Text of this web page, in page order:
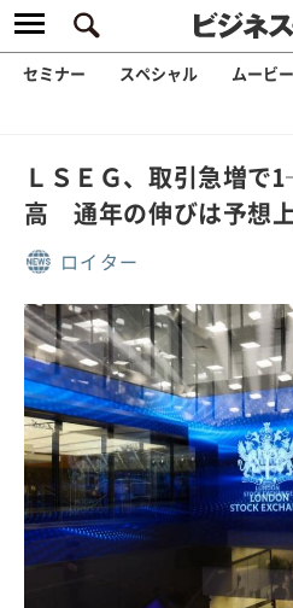
セミナー スペシャル ムービー
ＬＳＥＧ、取引急増で
高 通年の伸びは予想
ロイター